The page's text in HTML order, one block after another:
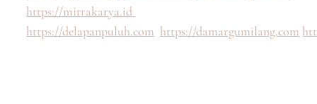
https://mitrakarya.id
https://delapanpuluh.com https://damargumilang.com